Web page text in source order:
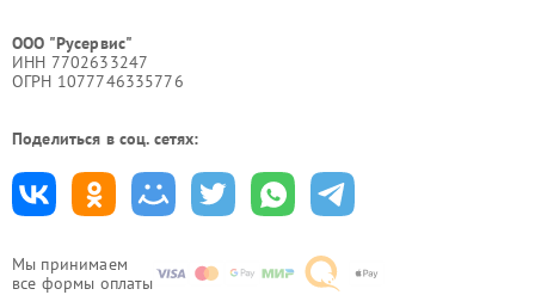
Мы принимаем
все формы оплаты
ООО "Русервис"
ИНН 7702633247
ОГРН 1077746335776
Поделиться в соц. сетях: